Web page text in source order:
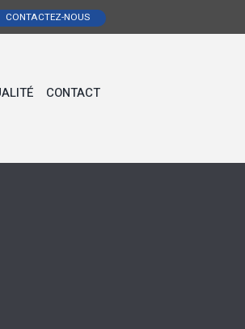
CONTACTEZ-NOUS
CONTACT